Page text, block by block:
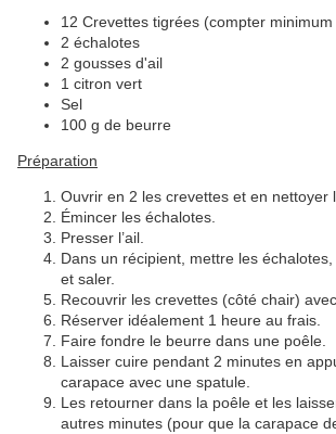
12 Crevettes tigrées (compter
2 échalotes
2 gousses d'ail
1 citron vert
Sel
100 g de beurre
Préparation
Ouvrir en 2 les crevettes et en nettoyer
Émincer les échalotes.
Presser l’ail.
Dans un récipient, mettre les
et saler.
Recouvrir les crevettes (côté chair)
Réserver idéalement 1 heure au frais.
Faire fondre le beurre dans une poêle.
Laisser cuire pendant 2 minutes en
carapace avec une spatule.
Les retourner dans la poêle et les
autres minutes (pour que la carapace